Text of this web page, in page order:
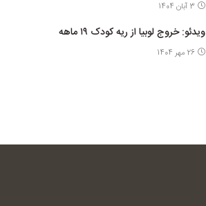
3 آبان 1404
ویدئو: خروج لوبیا از ریه کودک ۱۹ ماهه
26 مهر 1404